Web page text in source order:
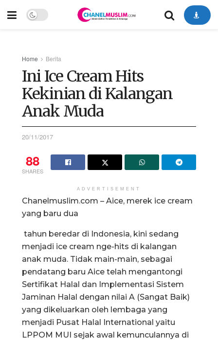
Home Berita
Ini Ice Cream Hits
Kekinian di Kalangan
Anak Muda
20/11/2017
88
SHARES
ADVERTISEMENT
Chanelmuslim.com – Aice, merek ice cream
yang baru dua
tahun beredar di Indonesia, kini sedang
menjadi ice cream nge-hits di kalangan
anak muda. Tidak main-main, sebagai
pendatang baru Aice telah mengantongi
Sertifikat Halal dan Implementasi Sistem
Jaminan Halal dengan nilai A (Sangat Baik)
yang dikeluarkan oleh lembaga yang
menjadi Pusat Halal International yaitu
LPPOM MUI sejak awal kemunculannya di